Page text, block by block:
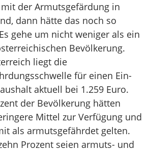
der Armutsgefärdung in
dann hätte das noch so
gehe um nicht weniger als ein
Bevölkerung.
liegt die
für einen Ein-
aktuell bei 1.259 Euro.
der Bevölkerung hätten
Mittel zur Verfügung und
als armutsgefährdet gelten.
Prozent seien armuts- und